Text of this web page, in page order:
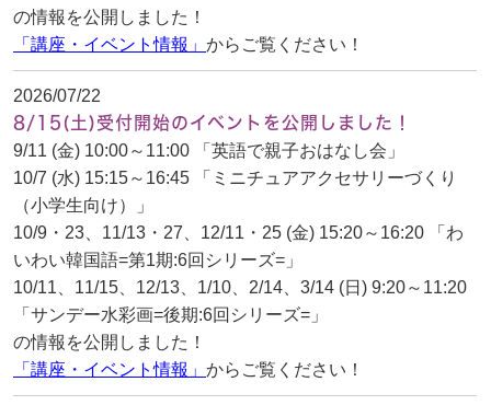
の情報を公開しました！
「講座・イベント情報」 からご覧ください！
2026/07/22
8/15(土)受付開始のイベントを公開しました！
9/11 (金) 10:00～11:00 「英語で親子おはなし会」
10/7 (水) 15:15～16:45 「ミニチュアアクセサリーづくり
（小学生向け）」
10/9・23、11/13・27、12/11・25 (金) 15:20～16:20 「わ
いわい韓国語=第1期:6回シリーズ=」
10/11、11/15、12/13、1/10、2/14、3/14 (日) 9:20～11:20
「サンデー水彩画=後期:6回シリーズ=」
の情報を公開しました！
「講座・イベント情報」 からご覧ください！